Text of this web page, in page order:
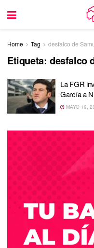
Home Tag desfalco de
Etiqueta: desfalco
La FGR
García a
MAYO 19,